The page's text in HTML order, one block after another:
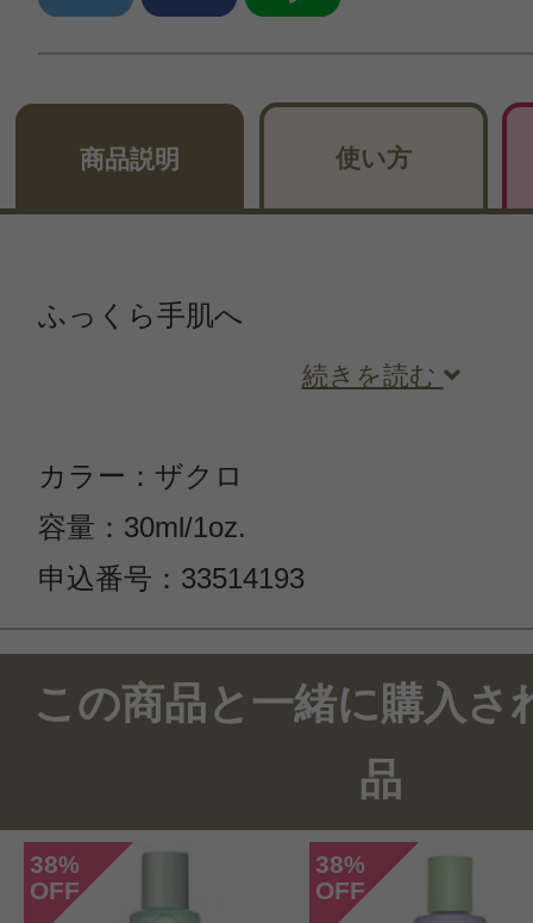
商品説明 使い方
ふっくら手肌へ
続きを読む
カラー：ザクロ
容量：30ml/1oz.
申込番号：33514193
この商品と一緒に購入さ
品
38%
OFF
38%
OFF